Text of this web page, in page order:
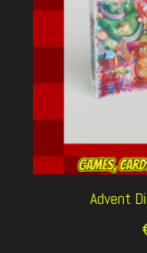
Advent